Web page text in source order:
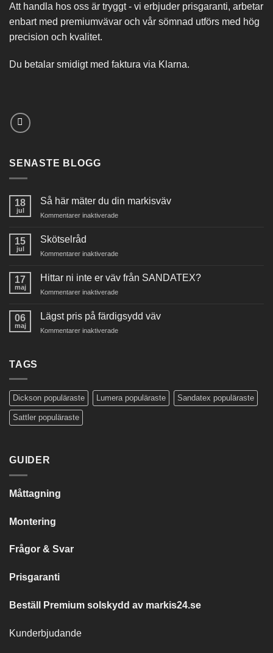
Att handla hos oss är tryggt - vi erbjuder prisgaranti, arbetar
enbart med premiumvävar och vår sömnad utförs med hög
precision och kvalitet.
Du betalar smidigt med faktura via Klarna.
SENASTE BLOGG
18
jul
Så här mäter du din markisväv
Kommentarer inaktiveradeför
du
markisväv
15
jul
Skötselråd
Kommentarer inaktiveradeför
17
maj
Hittar ni inte er väv från SANDATEX?
Kommentarer inaktiveradeför
inte
er
06
maj
Lägst pris på färdigsydd väv
Kommentarer inaktiveradeför
TAGS
Dickson populäraste Lumera populäraste Sandatex populäraste
Sattler populäraste
GUIDER
Måttagning
Montering
Frågor & Svar
Prisgaranti
Beställ Premium solskydd av markis24.se
Kunderbjudande